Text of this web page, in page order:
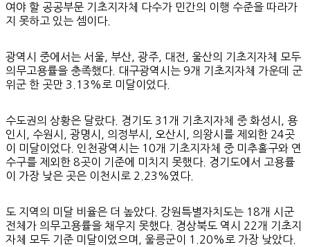
여야 할 공공부문 기초지자체 다수가 민간의 이행 수준을 따라가
지 못하고 있는 셈이다.
광역시 중에서는 서울, 부산, 광주, 대전, 울산의 기초지자체 모두
의무고용률을 충족했다. 대구광역시는 9개 기초지자체 가운데 군
위군 한 곳만 3.13%로 미달이었다.
수도권의 상황은 달랐다. 경기도 31개 기초지자체 중 화성시, 용
인시, 수원시, 광명시, 의정부시, 오산시, 의왕시를 제외한 24곳
이 미달이었다. 인천광역시는 10개 기초지자체 중 미추홀구와 연
수구를 제외한 8곳이 기준에 미치지 못했다. 경기도에서 고용률
이 가장 낮은 곳은 이천시로 2.23%였다.
도 지역의 미달 비율은 더 높았다. 강원특별자치도는 18개 시군
전체가 의무고용률을 채우지 못했다. 경상북도 역시 22개 기초지
자체 모두 기준 미달이었으며, 울릉군이 1.20%로 가장 낮았다.